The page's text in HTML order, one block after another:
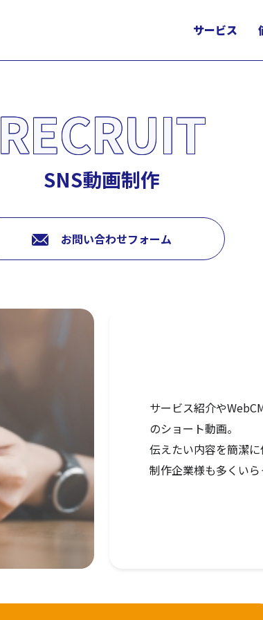
サービス
RECRUIT
SNS動画制作
お問い合わせフォーム
サービス紹介や
のショート動画。
伝えたい内容を簡潔
制作企業様も多くいら